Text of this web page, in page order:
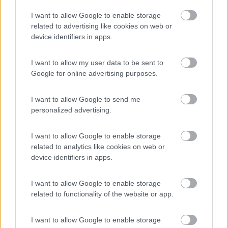
I want to allow Google to enable storage
related to advertising like cookies on web or
device identifiers in apps.
I want to allow my user data to be sent to
Google for online advertising purposes.
I want to allow Google to send me
personalized advertising.
I want to allow Google to enable storage
related to analytics like cookies on web or
device identifiers in apps.
I want to allow Google to enable storage
related to functionality of the website or app.
I want to allow Google to enable storage
seiunozero 06/01/2020 15:18
piazzole sono ghiacciate quindi attenzione nel
muoversi. I bagni sono puliti e curati come anche
ragionevoli. Meglio prenotare sopratutto in
inverno durante le feste. Ci torneremo
Caratteristiche Prezzo Pulizia Servizi
25/09/2019 15:08
segnalate. Dormito 3 notti, personale gentilissimo,